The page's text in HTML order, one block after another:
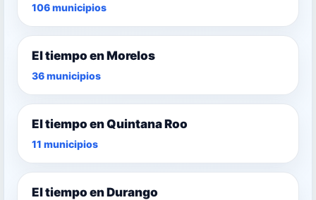
106 municipios
El tiempo en Morelos
36 municipios
El tiempo en Quintana Roo
11 municipios
El tiempo en Durango